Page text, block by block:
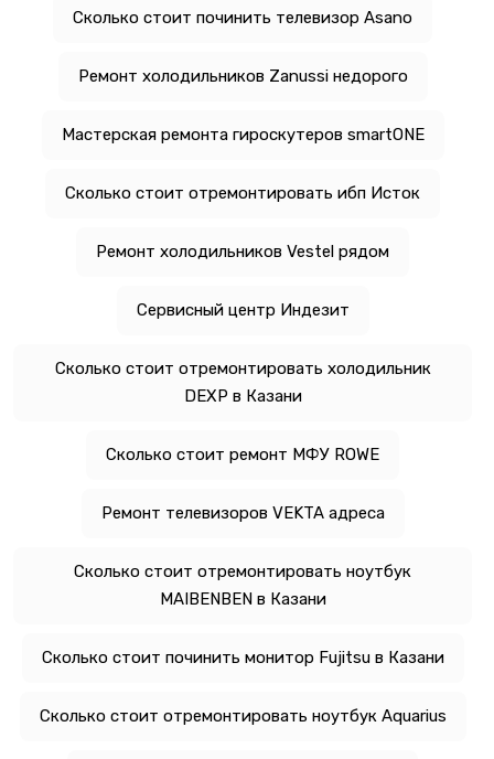
Сколько стоит починить телевизор Asano
Ремонт холодильников Zanussi недорого
Мастерская ремонта гироскутеров smartONE
Сколько стоит отремонтировать ибп Исток
Ремонт холодильников Vestel рядом
Сервисный центр Индезит
Сколько стоит отремонтировать холодильник
DEXP в Казани
Сколько стоит ремонт МФУ ROWE
Ремонт телевизоров VEKTA адреса
Сколько стоит отремонтировать ноутбук
MAIBENBEN в Казани
Сколько стоит починить монитор Fujitsu в Казани
Сколько стоит отремонтировать ноутбук Aquarius